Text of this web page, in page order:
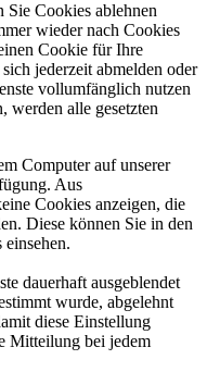
Sie Cookies ablehnen
wieder nach Cookies
Cookie für Ihre
jederzeit abmelden oder
vollumfänglich nutzen
werden alle gesetzten
Computer auf unserer
Aus
Cookies anzeigen, die
Diese können Sie in den
dauerhaft ausgeblendet
wurde, abgelehnt
diese Einstellung
Mitteilung bei jedem